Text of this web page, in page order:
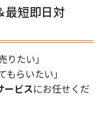
最短即日対
りたい」
もらいたい」
ービスにお任せくだ